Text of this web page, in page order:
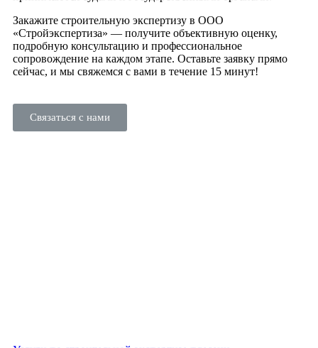
Закажите строительную экспертизу в ООО
«Стройэкспертиза» — получите объективную оценку,
подробную консультацию и профессиональное
сопровождение на каждом этапе. Оставьте заявку прямо
сейчас, и мы свяжемся с вами в течение 15 минут!
Связаться с нами